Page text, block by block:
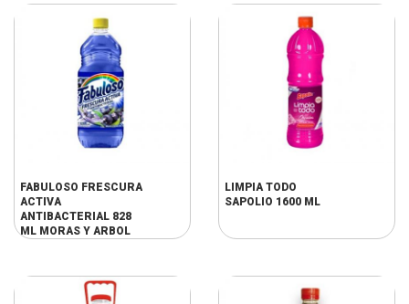
FABULOSO FRESCURA
ACTIVA
ANTIBACTERIAL 828
ML MORAS Y ARBOL
LIMPIA TODO
SAPOLIO 1600 ML